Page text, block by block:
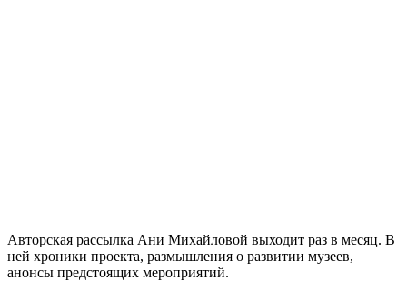
Авторская рассылка Ани Михайловой выходит раз в месяц. В
ней хроники проекта, размышления о развитии музеев,
анонсы предстоящих мероприятий.